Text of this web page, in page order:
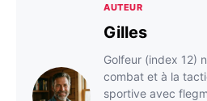
AUTEUR
Gilles
Golfeur (index 12)
combat et à la
sportive avec